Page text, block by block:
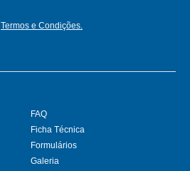
Termos e Condições.
FAQ
Ficha Técnica
Formulários
Galeria